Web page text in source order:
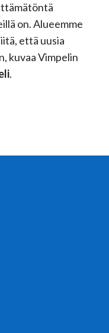
on. Alueemme
että uusia
kuvaa Vimpelin
.